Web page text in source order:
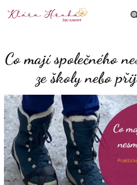
na
Co mají společného
ze školy nebo